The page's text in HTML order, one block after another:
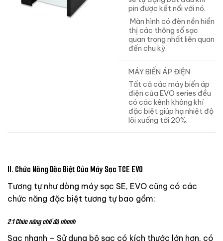
pin được kết nối với nó.
Màn hình có đèn nền hiển
thị các thông số sạc
quan trọng nhất liên quan
đến chu kỳ.
MÁY BIẾN ÁP ĐIỆN
Tất cả các máy biến áp
điện của EVO series đều
có các kênh không khí
đặc biệt giúp hạ nhiệt độ
lõi xuống tới 20%.
II. Chức Năng Đặc Biệt Của Máy Sạc TCE EVO
Tương tự như dòng máy sạc SE, EVO cũng có các
chức năng đặc biệt tương tự bao gồm:
2.1 Chức năng chế độ nhanh
Sạc nhanh – Sử dụng bộ sạc có kích thước lớn hơn, có